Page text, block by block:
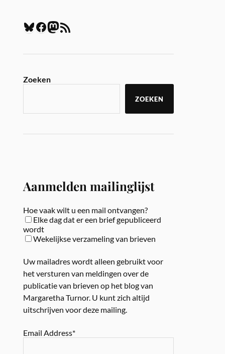
Zoeken
ZOEKEN
Aanmelden mailinglijst
Hoe vaak wilt u een mail ontvangen?
Elke dag dat er een brief gepubliceerd
wordt
Wekelijkse verzameling van brieven
Uw mailadres wordt alleen gebruikt voor
het versturen van meldingen over de
publicatie van brieven op het blog van
Margaretha Turnor. U kunt zich altijd
uitschrijven voor deze mailing.
Email Address*